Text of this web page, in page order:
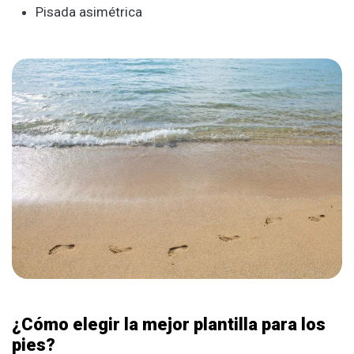
Pisada asimétrica
¿Cómo elegir la mejor plantilla para los
pies?